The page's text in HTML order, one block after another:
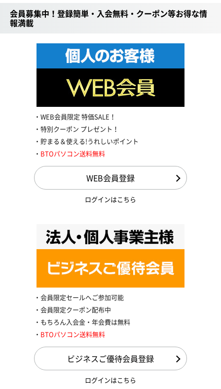
会員募集中！登録簡単・入会無料・クーポン等お得な情
報満載
WEB会員限定 特価SALE！
特別クーポン プレゼント！
貯まる＆使える!うれしいポイント
BTOパソコン送料無料
WEB会員登録
ログインはこちら
会員限定セールへご参加可能
会員限定クーポン配布中
もちろん入会金・年会費は無料
BTOパソコン送料無料
ビジネスご優待会員登録
ログインはこちら